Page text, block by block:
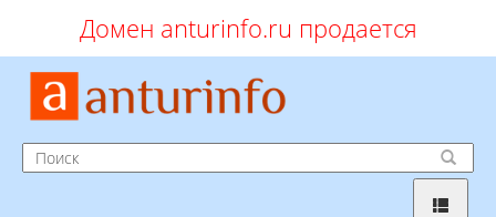
Домен anturinfo.ru продается